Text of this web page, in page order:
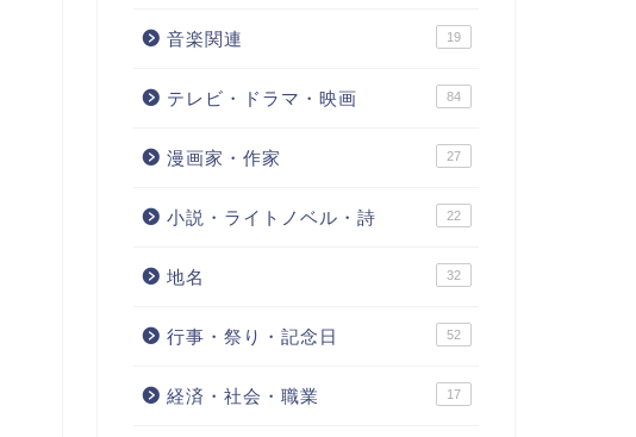
音楽関連 19
テレビ・ドラマ・映画 84
漫画家・作家 27
小説・ライトノベル・詩 22
地名 32
行事・祭り・記念日 52
経済・社会・職業 17